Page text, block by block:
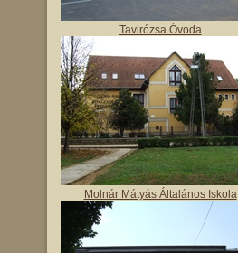
Tavirózsa Óvoda
Molnár Mátyás Általános Iskola